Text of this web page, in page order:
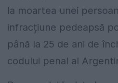
la moartea unei
infracțiune pedeapsă
până la 25 de ani de
codului penal al